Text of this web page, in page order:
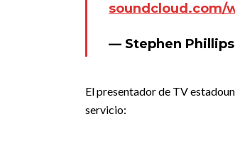
soundcloud.com/
— Stephen
El presentador de TV
servicio: